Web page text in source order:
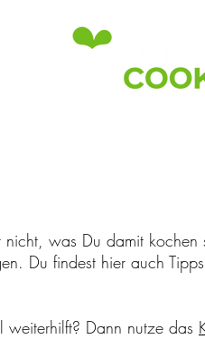
nicht, was Du damit
Du findest hier auch
Dann nutze das